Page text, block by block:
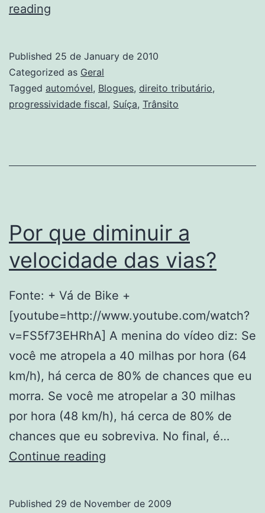
reading
multas
de
trânsito
Published 25 de January de 2010
Categorized as Geral
Tagged automóvel, Blogues, direito tributário,
progressividade fiscal, Suíça, Trânsito
Por que diminuir a
velocidade das vias?
Fonte: + Vá de Bike +
[youtube=http://www.youtube.com/watch?
v=FS5f73EHRhA] A menina do vídeo diz: Se
você me atropela a 40 milhas por hora (64
km/h), há cerca de 80% de chances que eu
morra. Se você me atropelar a 30 milhas
por hora (48 km/h), há cerca de 80% de
chances que eu sobreviva. No final, é…
Continue reading
Published 29 de November de 2009